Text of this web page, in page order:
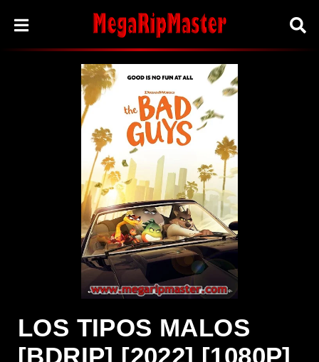
LOS TIPOS MALOS
[BDRIP] [2022] [1080P]